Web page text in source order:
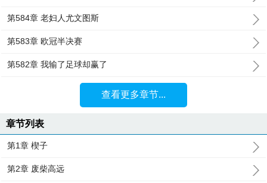
第584章 老妇人尤文图斯
第583章 欧冠半决赛
第582章 我输了足球却赢了
查看更多章节...
章节列表
第1章 楔子
第2章 废柴高远